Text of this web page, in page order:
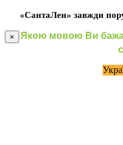
«СантаЛен» завжди
×
Якою мовою Ви